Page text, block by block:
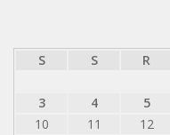
S
S R
3
4 5
10
11 12